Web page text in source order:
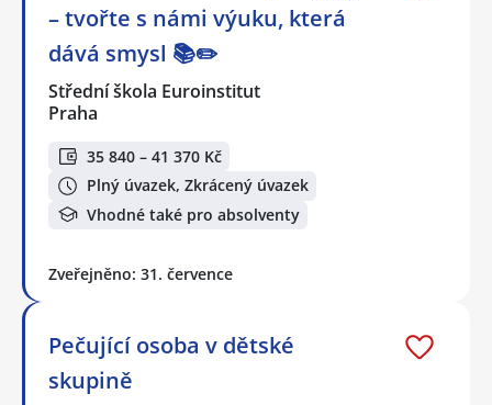
– tvořte s námi výuku, která
dává smysl 📚✏️
Střední škola Euroinstitut
Praha
35 840 – 41 370 Kč
Plný úvazek, Zkrácený úvazek
Vhodné také pro absolventy
Zveřejněno: 31. července
Pečující osoba v dětské
skupině